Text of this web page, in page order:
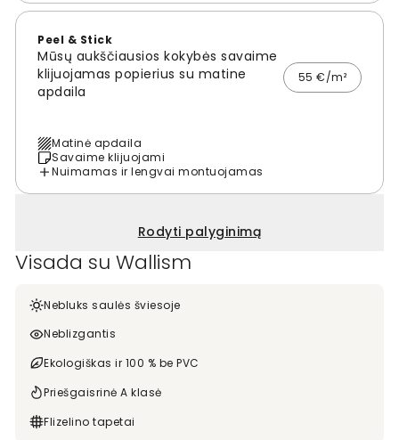
Peel & Stick
Mūsų aukščiausios kokybės savaime
klijuojamas popierius su matine
apdaila
55 €/m²
Matinė apdaila
Savaime klijuojami
Nuimamas ir lengvai montuojamas
Rodyti palyginimą
Visada su Wallism
Nebluks saulės šviesoje
Neblizgantis
Ekologiškas ir 100 % be PVC
Priešgaisrinė A klasė
Flizelino tapetai